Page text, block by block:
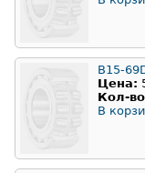
B15-
Цена:
Кол-
В